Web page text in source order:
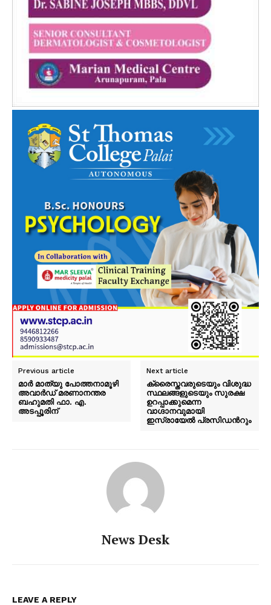
Previous article
മാർ മാത്യു പോത്തനാമൂഴി
അവാർഡ് മരണാനന്തര
ബഹുമതി ഫാ. എ.
അടപ്പൂരിന്
Next article
ക്രൈസ്തവരുടെയും വിശുദ്ധ
സ്ഥലങ്ങളുടെയും സുരക്ഷ
ഉറപ്പാക്കുമെന്ന
വാഗ്ദാനവുമായി
ഇസ്രായേൽ പ്രസിഡന്‍റും
News Desk
LEAVE A REPLY